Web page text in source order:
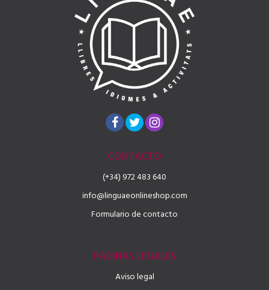
CONTACTO
(+34) 972 483 640
info@linguaeonlineshop.com
Formulario de contacto
PÁGINAS LEGALES
Aviso legal